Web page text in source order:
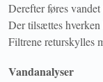
Derefter føres
Der tilsættes
Filtrene returskylles
Vandanalyser